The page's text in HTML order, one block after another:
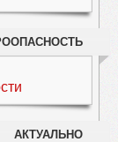
АКТУАЛЬНО